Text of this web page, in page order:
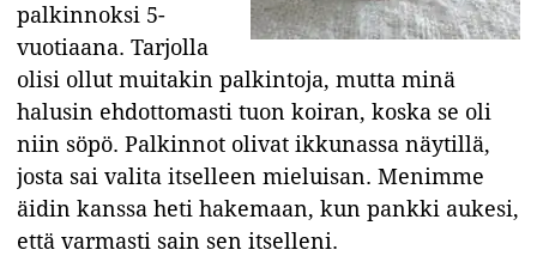
palkinnoksi 5-
vuotiaana. Tarjolla
olisi ollut muitakin palkintoja, mutta minä
halusin ehdottomasti tuon koiran, koska se oli
niin söpö. Palkinnot olivat ikkunassa näytillä,
josta sai valita itselleen mieluisan. Menimme
äidin kanssa heti hakemaan, kun pankki aukesi,
että varmasti sain sen itselleni.